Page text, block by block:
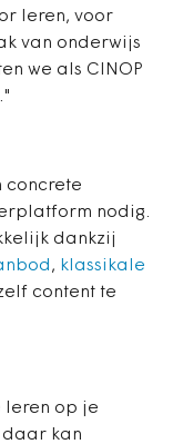
leren, voor
van onderwijs
we als CINOP
concrete
nodig.
dankzij
, klassikale
content te
leren op je
kan